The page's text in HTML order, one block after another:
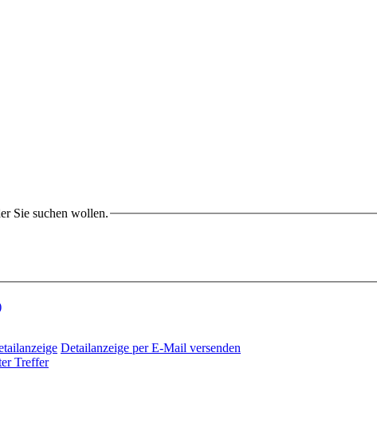
Sie suchen wollen.
Detailanzeige per E-Mail versenden
Treffer